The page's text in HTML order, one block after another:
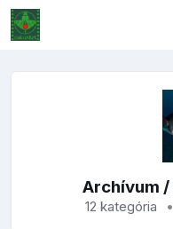
Archívum /
12 kategória